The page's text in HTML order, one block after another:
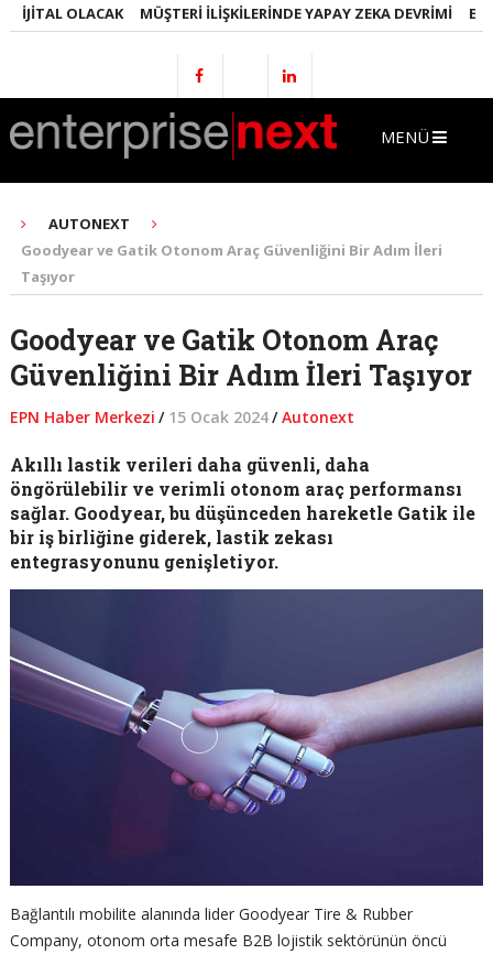
OLACAK MÜŞTERI İLIŞKILERINDE YAPAY ZEKA DEVRIMI
MENÜ
AUTONEXT
Goodyear ve Gatik Otonom Araç Güvenliğini Bir Adım İleri
Taşıyor
Goodyear ve Gatik Otonom Araç
Güvenliğini Bir Adım İleri Taşıyor
EPN Haber Merkezi / 15 Ocak 2024/ Autonext
Akıllı lastik verileri daha güvenli, daha
öngörülebilir ve verimli otonom araç performansı
sağlar. Goodyear, bu düşünceden hareketle Gatik ile
bir iş birliğine giderek, lastik zekası
entegrasyonunu genişletiyor.
Bağlantılı mobilite alanında lider Goodyear Tire & Rubber
Company, otonom orta mesafe B2B lojistik sektörünün öncü